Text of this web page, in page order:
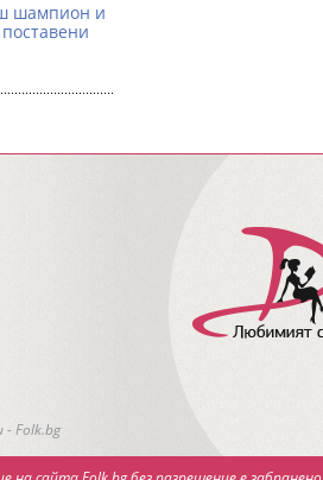
шампион и
- Folk.bg